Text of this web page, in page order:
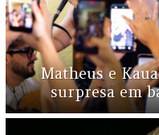
Matheus e
surpresa em